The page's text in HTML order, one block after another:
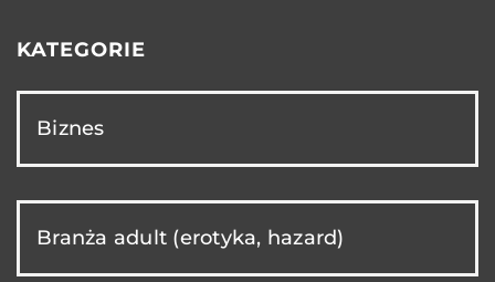
KATEGORIE
Biznes
Branża adult (erotyka, hazard)